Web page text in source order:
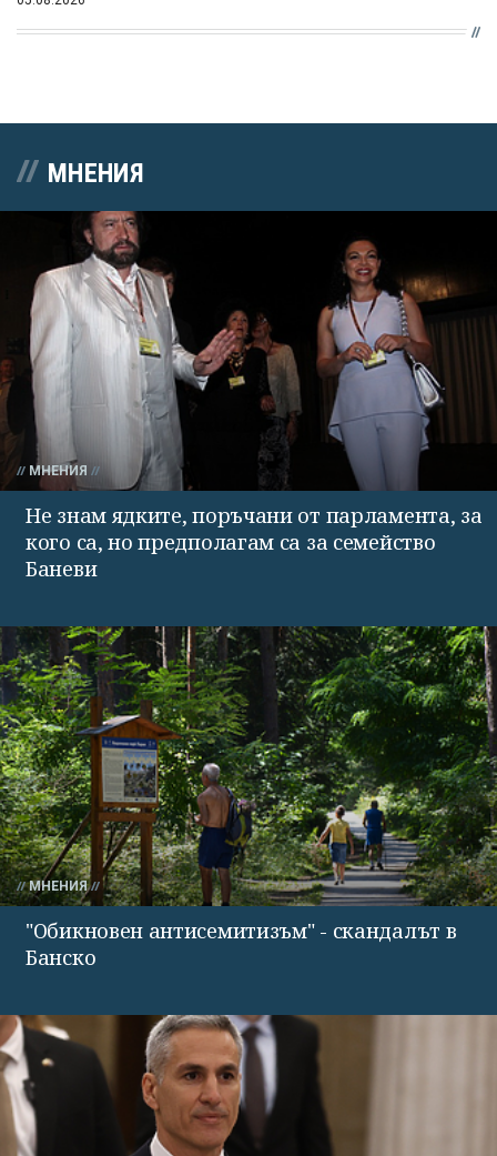
МНЕНИЯ
МНЕНИЯ
Не знам ядките, поръчани от парламента, за
кого са, но предполагам са за семейство
Баневи
МНЕНИЯ
"Обикновен антисемитизъм" - скандалът в
Банско